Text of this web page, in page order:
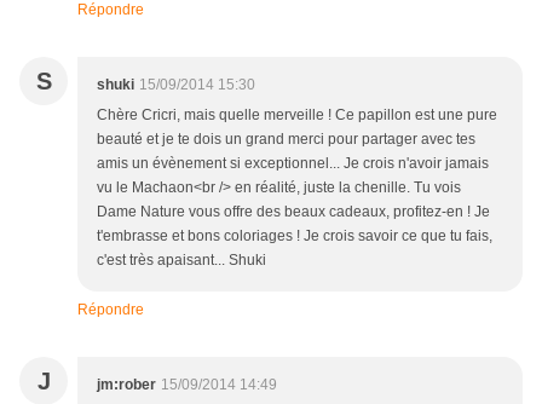
Répondre
S shuki 15/09/2014 15:30
Chère Cricri, mais quelle merveille ! Ce papillon est une pure
beauté et je te dois un grand merci pour partager avec tes
amis un évènement si exceptionnel... Je crois n'avoir jamais
vu le Machaon<br /> en réalité, juste la chenille. Tu vois
Dame Nature vous offre des beaux cadeaux, profitez-en ! Je
t'embrasse et bons coloriages ! Je crois savoir ce que tu fais,
c'est très apaisant... Shuki
Répondre
J jm:rober 15/09/2014 14:49